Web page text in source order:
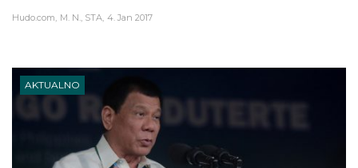
Hudo.com M. N., STA 4. Jan 2017
AKTUALNO